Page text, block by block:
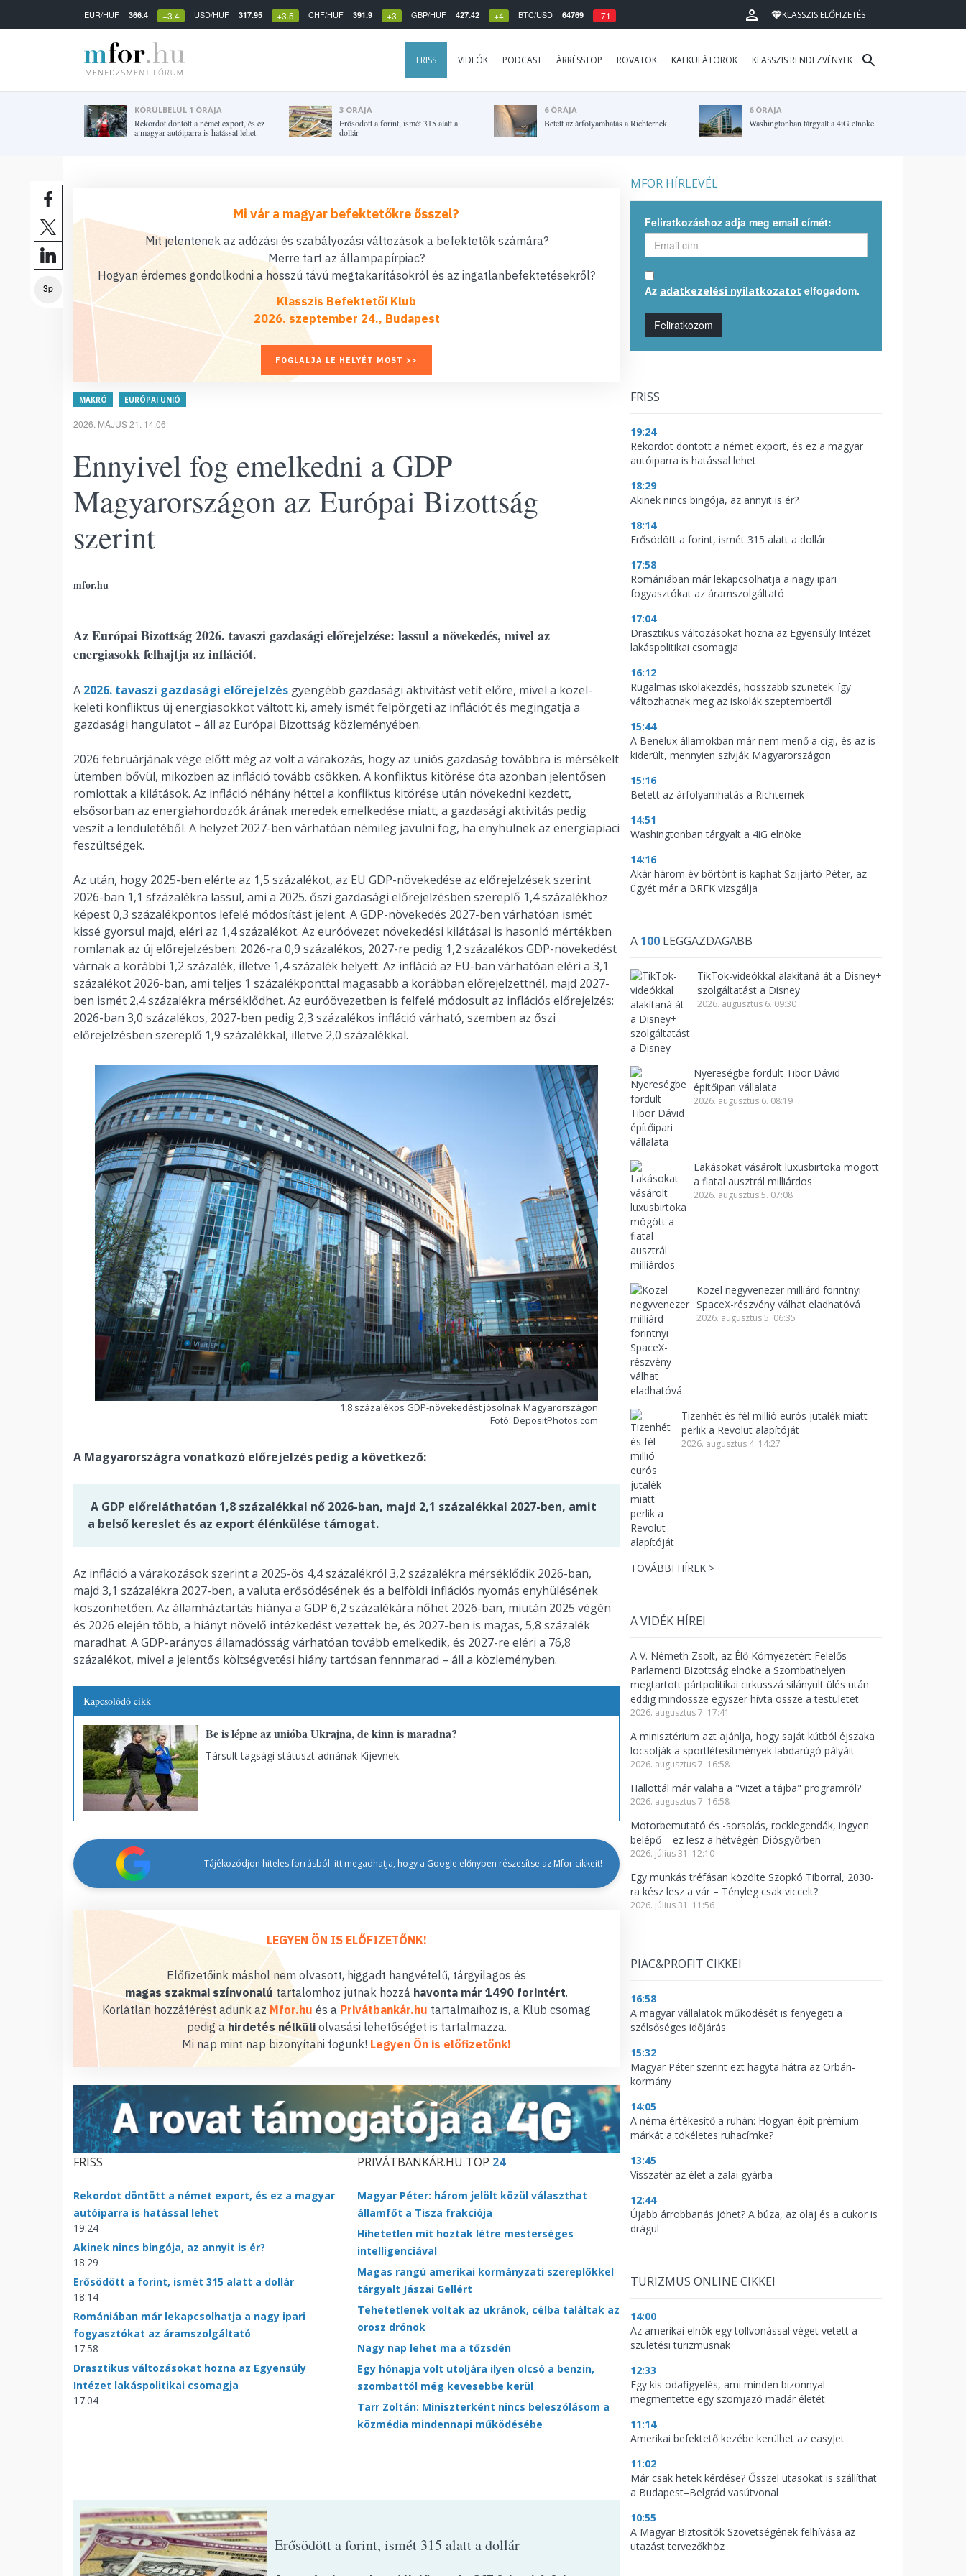
EUR/HUF 366.4 +3.4 USD/HUF 317.95 +3.5 CHF/HUF 391.9 +3 GBP/HUF 427.42 +4 BTC/USD 64769 -71 KLASSZIS ELŐFIZETÉS
FRISS VIDEÓK PODCAST ÁRRÉSSTOP ROVATOK KALKULÁTOROK KLASSZIS RENDEZVÉNYEK
KÖRÜLBELÜL 1 ÓRÁJA
Rekordot döntött a német export, és ez
a magyar autóiparra is hatással lehet
3 ÓRÁJA
Erősödött a forint, ismét 315 alatt a
dollár
6 ÓRÁJA
Betett az árfolyamhatás a Richternek
6 ÓRÁJA
Washingtonban tárgyalt a 4iG elnöke
3p
Mi vár a magyar befektetőkre ősszel?
Mit jelentenek az adózási és szabályozási változások a befektetők számára?
Merre tart az állampapírpiac?
Hogyan érdemes gondolkodni a hosszú távú megtakarításokról és az ingatlanbefektetésekről?
Klasszis Befektetői Klub
2026. szeptember 24., Budapest
FOGLALJA LE HELYÉT MOST >>
MAKRÓ EURÓPAI UNIÓ
2026. MÁJUS 21. 14:06
Ennyivel fog emelkedni a GDP
Magyarországon az Európai Bizottság
szerint
mfor.hu
Az Európai Bizottság 2026. tavaszi gazdasági előrejelzése: lassul a növekedés, mivel az
energiasokk felhajtja az inflációt.
A 2026. tavaszi gazdasági előrejelzés gyengébb gazdasági aktivitást vetít előre, mivel a közel-
keleti konfliktus új energiasokkot váltott ki, amely ismét felpörgeti az inflációt és megingatja a
gazdasági hangulatot – áll az Európai Bizottság közleményében.
2026 februárjának vége előtt még az volt a várakozás, hogy az uniós gazdaság továbbra is mérsékelt
ütemben bővül, miközben az infláció tovább csökken. A konfliktus kitörése óta azonban jelentősen
romlottak a kilátások. Az infláció néhány héttel a konfliktus kitörése után növekedni kezdett,
elsősorban az energiahordozók árának meredek emelkedése miatt, a gazdasági aktivitás pedig
veszít a lendületéből. A helyzet 2027-ben várhatóan némileg javulni fog, ha enyhülnek az energiapiaci
feszültségek.
Az után, hogy 2025-ben elérte az 1,5 százalékot, az EU GDP-növekedése az előrejelzések szerint
2026-ban 1,1 sfzázalékra lassul, ami a 2025. őszi gazdasági előrejelzésben szereplő 1,4 százalékhoz
képest 0,3 százalékpontos lefelé módosítást jelent. A GDP-növekedés 2027-ben várhatóan ismét
kissé gyorsul majd, eléri az 1,4 százalékot. Az euróövezet növekedési kilátásai is hasonló mértékben
romlanak az új előrejelzésben: 2026-ra 0,9 százalékos, 2027-re pedig 1,2 százalékos GDP-növekedést
várnak a korábbi 1,2 százalék, illetve 1,4 százalék helyett. Az infláció az EU-ban várhatóan eléri a 3,1
százalékot 2026-ban, ami teljes 1 százalékponttal magasabb a korábban előrejelzettnél, majd 2027-
ben ismét 2,4 százalékra mérséklődhet. Az euróövezetben is felfelé módosult az inflációs előrejelzés:
2026-ban 3,0 százalékos, 2027-ben pedig 2,3 százalékos infláció várható, szemben az őszi
előrejelzésben szereplő 1,9 százalékkal, illetve 2,0 százalékkal.
1,8 százalékos GDP-növekedést jósolnak Magyarországon
Fotó: DepositPhotos.com
A Magyarországra vonatkozó előrejelzés pedig a következő:
A GDP előreláthatóan 1,8 százalékkal nő 2026-ban, majd 2,1 százalékkal 2027-ben, amit
a belső kereslet és az export élénkülése támogat.
Az infláció a várakozások szerint a 2025-ös 4,4 százalékról 3,2 százalékra mérséklődik 2026-ban,
majd 3,1 százalékra 2027-ben, a valuta erősödésének és a belföldi inflációs nyomás enyhülésének
köszönhetően. Az államháztartás hiánya a GDP 6,2 százalékára nőhet 2026-ban, miután 2025 végén
és 2026 elején több, a hiányt növelő intézkedést vezettek be, és 2027-ben is magas, 5,8 százalék
maradhat. A GDP-arányos államadósság várhatóan tovább emelkedik, és 2027-re eléri a 76,8
százalékot, mivel a jelentős költségvetési hiány tartósan fennmarad – áll a közleményben.
Kapcsolódó cikk
Be is lépne az unióba Ukrajna, de kinn is maradna?
Társult tagsági státuszt adnának Kijevnek.
Tájékozódjon hiteles forrásból: itt megadhatja, hogy a Google előnyben részesítse az Mfor cikkeit!
LEGYEN ÖN IS ELŐFIZETŐNK!
Előfizetőink máshol nem olvasott, higgadt hangvételű, tárgyilagos és
magas szakmai színvonalú tartalomhoz jutnak hozzá havonta már 1490 forintért.
Korlátlan hozzáférést adunk az Mfor.hu és a Privátbankár.hu tartalmaihoz is, a Klub csomag
pedig ahirdetés nélküliolvasási lehetőséget is tartalmazza.
Mi nap mint nap bizonyítani fogunk! Legyen Ön is előfizetőnk!
FRISS
Rekordot döntött a német export, és ez a magyar
autóiparra is hatással lehet
19:24
Akinek nincs bingója, az annyit is ér?
18:29
Erősödött a forint, ismét 315 alatt a dollár
18:14
Romániában már lekapcsolhatja a nagy ipari
fogyasztókat az áramszolgáltató
17:58
Drasztikus változásokat hozna az Egyensúly
Intézet lakáspolitikai csomagja
17:04
PRIVÁTBANKÁR.HU TOP 24
Magyar Péter: három jelölt közül választhat
államfőt a Tisza frakciója
Hihetetlen mit hoztak létre mesterséges
intelligenciával
Magas rangú amerikai kormányzati szereplőkkel
tárgyalt Jászai Gellért
Tehetetlenek voltak az ukránok, célba találtak az
orosz drónok
Nagy nap lehet ma a tőzsdén
Egy hónapja volt utoljára ilyen olcsó a benzin,
szombattól még kevesebbe kerül
Tarr Zoltán: Miniszterként nincs beleszólásom a
közmédia mindennapi működésébe
Erősödött a forint, ismét 315 alatt a dollár
MFOR HÍRLEVÉL
Feliratkozáshoz adja meg email címét:
Az adatkezelési nyilatkozatot elfogadom.
Feliratkozom
FRISS
19:24
Rekordot döntött a német export, és ez a magyar
autóiparra is hatással lehet
18:29
Akinek nincs bingója, az annyit is ér?
18:14
Erősödött a forint, ismét 315 alatt a dollár
17:58
Romániában már lekapcsolhatja a nagy ipari
fogyasztókat az áramszolgáltató
17:04
Drasztikus változásokat hozna az Egyensúly Intézet
lakáspolitikai csomagja
16:12
Rugalmas iskolakezdés, hosszabb szünetek: így
változhatnak meg az iskolák szeptembertől
15:44
A Benelux államokban már nem menő a cigi, és az is
kiderült, mennyien szívják Magyarországon
15:16
Betett az árfolyamhatás a Richternek
14:51
Washingtonban tárgyalt a 4iG elnöke
14:16
Akár három év börtönt is kaphat Szijjártó Péter, az
ügyét már a BRFK vizsgálja
A 100 LEGGAZDAGABB
TikTok-videókkal alakítaná át a Disney+
szolgáltatást a Disney
2026. augusztus 6. 09:30
Nyereségbe fordult Tibor Dávid
építőipari vállalata
2026. augusztus 6. 08:19
Lakásokat vásárolt luxusbirtoka mögött
a fiatal ausztrál milliárdos
2026. augusztus 5. 07:08
Közel negyvenezer milliárd forintnyi
SpaceX-részvény válhat eladhatóvá
2026. augusztus 5. 06:35
Tizenhét és fél millió eurós jutalék miatt
perlik a Revolut alapítóját
2026. augusztus 4. 14:27
TOVÁBBI HÍREK >
A VIDÉK HÍREI
A V. Németh Zsolt, az Élő Környezetért Felelős
Parlamenti Bizottság elnöke a Szombathelyen
megtartott pártpolitikai cirkusszá silányult ülés után
eddig mindössze egyszer hívta össze a testületet
2026. augusztus 7. 17:41
A minisztérium azt ajánlja, hogy saját kútból éjszaka
locsolják a sportlétesítmények labdarúgó pályáit
2026. augusztus 7. 16:58
Hallottál már valaha a "Vizet a tájba" programról?
2026. augusztus 7. 16:58
Motorbemutató és -sorsolás, rocklegendák, ingyen
belépő – ez lesz a hétvégén Diósgyőrben
2026. július 31. 12:10
Egy munkás tréfásan közölte Szopkó Tiborral, 2030-
ra kész lesz a vár – Tényleg csak viccelt?
2026. július 31. 11:56
PIAC&PROFIT CIKKEI
16:58
A magyar vállalatok működését is fenyegeti a
szélsőséges időjárás
15:32
Magyar Péter szerint ezt hagyta hátra az Orbán-
kormány
14:05
A néma értékesítő a ruhán: Hogyan épít prémium
márkát a tökéletes ruhacímke?
13:45
Visszatér az élet a zalai gyárba
12:44
Újabb árrobbanás jöhet? A búza, az olaj és a cukor is
drágul
TURIZMUS ONLINE CIKKEI
14:00
Az amerikai elnök egy tollvonással véget vetett a
születési turizmusnak
12:33
Egy kis odafigyelés, ami minden bizonnyal
megmentette egy szomjazó madár életét
11:14
Amerikai befektető kezébe kerülhet az easyJet
11:02
Már csak hetek kérdése? Ősszel utasokat is szállíthat
a Budapest–Belgrád vasútvonal
10:55
A Magyar Biztosítók Szövetségének felhívása az
utazást tervezőkhöz